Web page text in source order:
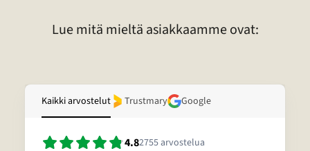
Lue mitä mieltä asiakkaamme ovat:
Kaikki arvostelut Trustmary Google
4.82755arvostelua